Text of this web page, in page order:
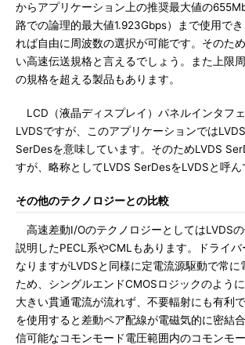
からアプリケーション上の推奨最大値の
路での論理的最大値1.923Gbps）まで使用で
れば自由に周波数の選択が可能です。そのた
い高速伝送規格と言えるでしょう。また上限
の規格を超える製品もあります。
LCD（液晶ディスプレイ）パネルインタフ
LVDSですが、このアプリケーションでは
SerDesを意味しています。そのためLVDS
すが、略称としてLVDS SerDesをLVDSと呼ん
その他のテクノロジーとの比較
高速差動I/OのテクノロジーとしてはLVDSの
説明したPECL系やCMLもあります。ドライ
なりますがLVDSと同様に定電流源駆動で常に
ため、シングルエンドCMOSロジックのよう
大きい貫通電流が流れず、不要輻射にも有利
を使用すると差動ペア配線が電磁気的に密結
信可能なコモンモード電圧範囲内のコモンモ